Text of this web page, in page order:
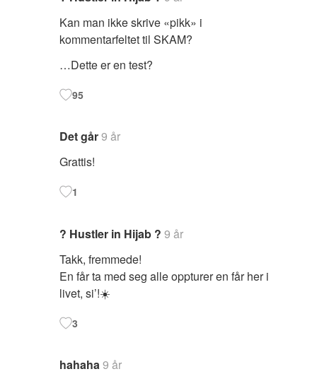
Kan man ikke skrive «pikk» i
kommentarfeltet til SKAM?
…Dette er en test?
95
Det går9 år
Grattis!
1
? Hustler in Hijab ? 9 år
Takk, fremmede!
En får ta med seg alle oppturer en får her i
livet, si’!☀️
3
hahaha9 år